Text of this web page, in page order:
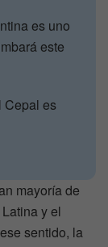
es uno
este
Cepal es
mayoría de
y el
sentido, la